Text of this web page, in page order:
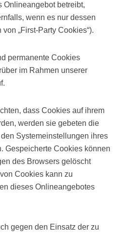
Onlineangebot betreibt,
wenn es nur dessen
„First-Party Cookies“).
permanente Cookies
im Rahmen unserer
dass Cookies auf ihrem
werden sie gebeten die
Systemeinstellungen ihres
Gespeicherte Cookies können
des Browsers gelöscht
Cookies kann zu
dieses Onlineangebotes
gegen den Einsatz der zu